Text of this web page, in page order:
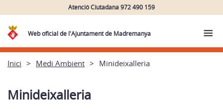
Atenció Ciutadana 972 490 159
Web oficial de l'Ajuntament de Madremanya
Inici Medi Ambient Minideixalleria
Minideixalleria